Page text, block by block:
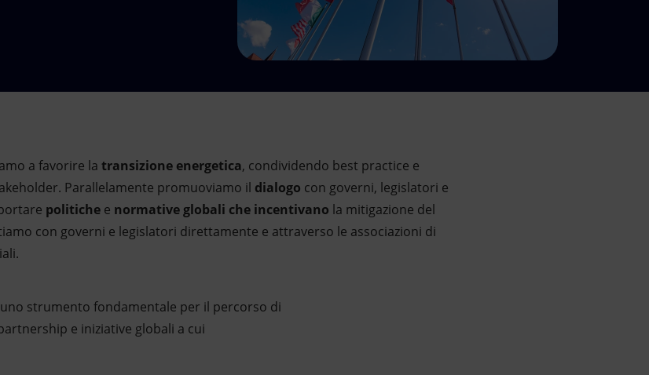
a favorire la transizione energetica, condividendo best practice e
Parallelamente promuoviamo il dialogo con governi, legislatori e
politiche e normative globali che incentivano la mitigazione del
con governi e legislatori direttamente e attraverso le associazioni di
strumento fondamentale per il percorso di
e iniziative globali a cui